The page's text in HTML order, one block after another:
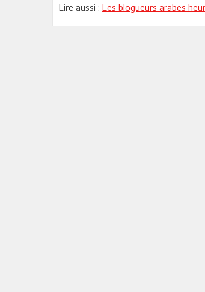
Lire aussi : Les blogueurs arabes